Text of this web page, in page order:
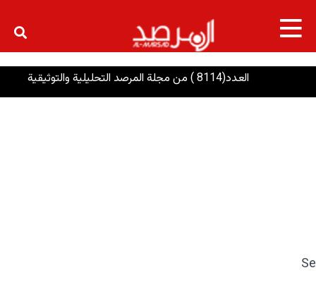
× العدد(8114 ) من مجلة المرصد التحليلية والتوثيقية